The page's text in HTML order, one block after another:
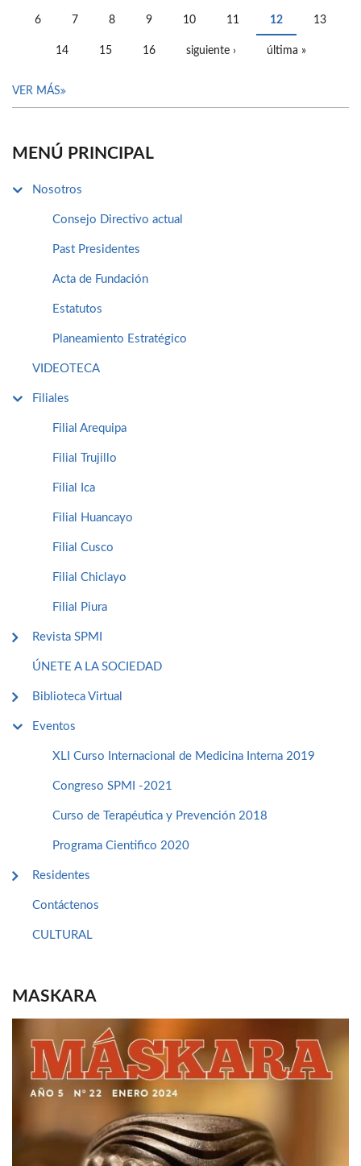
6 7 8 9 10 11 12 13
14 15 16 siguiente › última »
VER MÁS
MENÚ PRINCIPAL
Nosotros
Consejo Directivo actual
Past Presidentes
Acta de Fundación
Estatutos
Planeamiento Estratégico
VIDEOTECA
Filiales
Filial Arequipa
Filial Trujillo
Filial Ica
Filial Huancayo
Filial Cusco
Filial Chiclayo
Filial Piura
Revista SPMI
ÚNETE A LA SOCIEDAD
Biblioteca Virtual
Eventos
XLI Curso Internacional de Medicina Interna 2019
Congreso SPMI -2021
Curso de Terapéutica y Prevención 2018
Programa Cientifico 2020
Residentes
Contáctenos
CULTURAL
MASKARA